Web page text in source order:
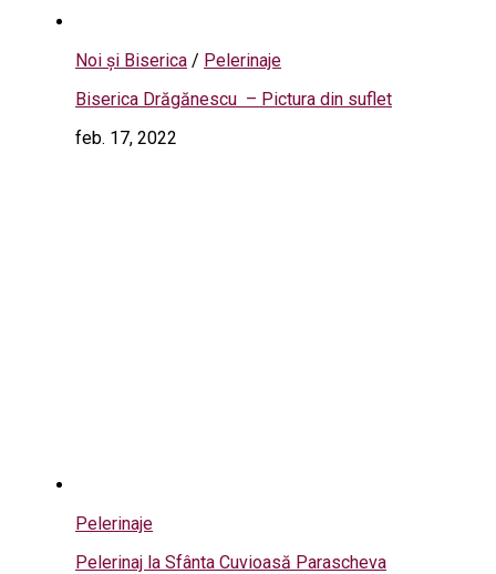
Noi și Biserica / Pelerinaje
Biserica Drăgănescu – Pictura din suflet
feb. 17, 2022
Pelerinaje
Pelerinaj la Sfânta Cuvioasă Parascheva